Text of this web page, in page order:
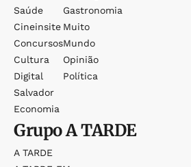
Saúde
Cineinsite
Concursos
Cultura
Digital
Salvador
Economia
Gastronomia
Muito
Mundo
Opinião
Política
GrupoA TARDE
A TARDE